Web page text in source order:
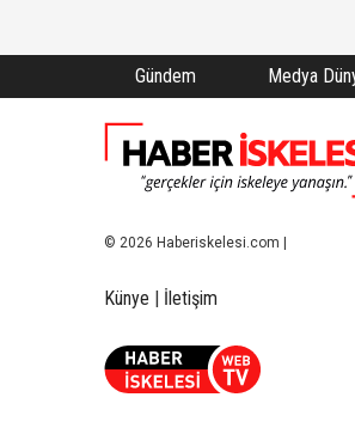
Gündem Medya
© 2026 Haberiskelesi.com |
Künye | İletişim